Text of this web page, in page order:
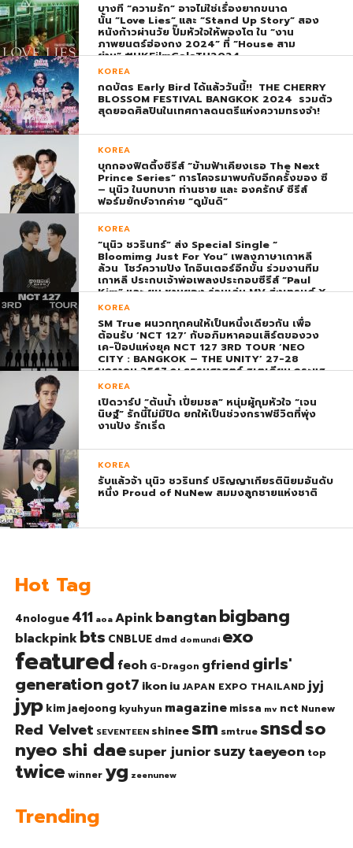
บางที “ความรัก” อาจไม่ใช่เรื่องยากขนาด
นั้น “Love Lies” และ “Stand Up Story” สอง
หนังก้าวผ่านวัย ปั๊มหัวใจให้พองโต ใน “งาน
ภาพยนตร์ฮ่องกง 2024” ที่ “House สาม
ย่าน” #HKFilmGalaTH2024
KOREA
กดบัตร Early Bird ได้แล้ววันนี้!! THE CHERRY
BLOSSOM FESTIVAL BANGKOK 2024 รวมตัว
สุดยอดศิลปินในเทศกาลดนตรีแห่งความทรงจำ!
KOREA
บุกกองฟิตติ้งซีรีส์ “ข้ามฟ้าเคียงเธอ The Next
Prince Series” การโคจรมาพบกับอีกครั้งของ ซี
– นุนิว ในบทบาท ท่านชาย และ องครักษ์ ซีรีส์
ฟอร์มยักษ์จากค่าย “ดูมันดิ”
KOREA
“นุนิว ชวรินทร์” ส่ง Special Single “
Bloomimg Just For You” เพลงภาษาเกาหลี
ล้วน โชว์ความปัง โกอินเตอร์อีกขั้น ร่วมงานทีม
เกาหลี ประกบเจ้าพ่อเพลงประกอบซีรีส์ “Paul
Kim” และ ยุน ชานยอง ร่วมเล่น MV ส่งเทรนด์ X
พุ่ง ติดอันดับ 1 โลก
KOREA
SM True ผนวกทุกคนให้เป็นหนึ่งเดียวกัน เพื่อ
ต้อนรับ ‘NCT 127’ กับอภิมหาคอนเสิร์ตของวง
เค-ป๊อปแห่งยุค NCT 127 3RD TOUR ‘NEO
CITY : BANGKOK – THE UNITY’ 27-28
มกราคม 2567 ณ ธรรมศาสตร์ สเตเดียม กระแส
ตอบรับยิ่งใหญ่สมการรอคอย บัตร SOLD OUT
ทุกที่นั่งทันทีที่เปิดจำหน่าย !
KOREA
เปิดวาร์ป “ต้นน้ำ เปี่ยมชล” หนุ่มผู้กุมหัวใจ “เจน
นิษฐ์” รักนี้ไม่มีปิด ยกให้เป็นช่วงกราฟชีวิตที่พุ่ง
งานปัง รักเริ่ด
KOREA
รับแล้วจ้า นุนิว ชวรินทร์ ปริญญาเกียรตินิยมอันดับ
หนึ่ง Proud of NuNew สมมงลูกชายแห่งชาติ
Hot Tag
4nologue 411 aoa Apinkbangtanbigbang
blackpinkbts CNBLUE dmd domundi exo
featured feoh G-Dragon gfriend girls'
generationgot7 ikoniu JAPAN EXPO THAILAND jyj
jyp kim jaejoong kyuhyun magazine missa mv nct Nunew
Red Velvet SEVENTEEN shinee sm smtrue snsdso
nyeo shi daesuper junior suzytaeyeon top
twice winner yg zeenunew
Trending